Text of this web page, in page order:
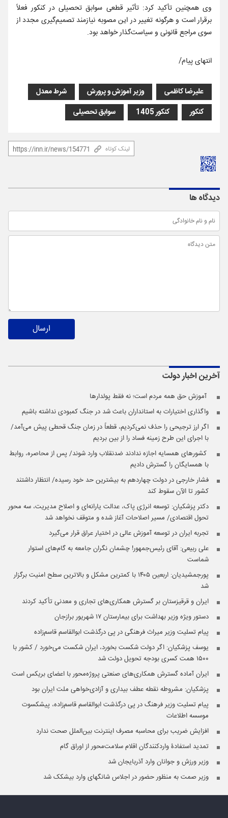
وی همچنین تأکید کرد: تأثیر قطعی سوابق تحصیلی در کنکور فعلاً
برقرار است و هرگونه تغییر در این مصوبه نیازمند تصمیم‌گیری مجدد از
سوی مراجع قانونی و سیاست‌گذار خواهد بود.
انتهای پیام/
علیرضا کاظمی وزیر آموزش و پرورش
شرط معدل
کنکور
کنکور 1405 سوابق تحصیلی
لینک کوتاه
دیدگاه ها
ارسال
آخرین اخباردولت
️ آموزش حق همه مردم است؛ نه فقط پولدارها
واگذاری اختیارات به استانداران باعث شد در جنگ کمبودی نداشته باشیم
اگر ارز ترجیحی را حذف نمی‌کردیم، قطعاً در زمان جنگ قحطی پیش می‌آمد/
با اجرای این طرح زمینه فساد را از بین بردیم
️ کشورهای همسایه اجازه ندادند ضدنقلاب وارد شوند/ پس از محاصره، روابط
با همسایگان را گسترش دادیم
فشار خارجی در دولت چهاردهم به بیشترین حد خود رسیده/ انتظار داشتند
کشور تا الآن سقوط کند
دکتر پزشکیان: توسعه انرژی پاک، عدالت یارانه‌ای و اصلاح مدیریت، سه محور
تحول اقتصادی/ مسیر اصلاحات آغاز شده و متوقف نخواهد شد
تجربه ایران در توسعه آموزش عالی در اختیار عراق قرار می‌گیرد
علی ربیعی: آقای رئیس‌جمهور! چشمان نگران جامعه به گام‌های استوار
شماست
پورجمشیدیان: اربعین ۱۴۰۵ با کمترین مشکل و بالاترین سطح امنیت برگزار
شد
ایران و قرقیزستان بر گسترش همکاری‌های تجاری و معدنی تأکید کردند
دستور ویژه وزیر بهداشت برای بیمارستان ۱۷ شهریور برازجان
پیام تسلیت وزیر میراث فرهنگی در پی درگذشت ابوالقاسم قاسم‌زاده
یوسف پزشکیان: اگر دولت شکست بخورد، ایران شکست می‌خورد / کشور با
۱۵۰۰ همت کسری بودجه تحویل دولت شد
ایران آماده گسترش همکاری‌های صنعتی پروژه‌محور با اعضای بریکس است
پزشکیان: مشروطه نقطه عطف بیداری و آزادی‌خواهی ملت ایران بود
پیام تسلیت وزیر فرهنگ در پی درگذشت ابوالقاسم قاسم‌زاده، پیشکسوت
موسسه اطلاعات
افزایش ضریب برای محاسبه مصرف اینترنت بین‌الملل صحت ندارد
تمدید استفادۀ واردکنندگان اقلام سلامت‌محور از اوراق گام
وزیر ورزش و جوانان وارد آذربایجان شد
وزیر صمت به منظور حضور در اجلاس شانگهای وارد بیشکک شد